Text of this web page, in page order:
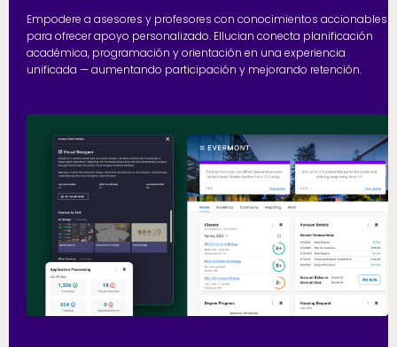
Empodere a asesores y profesores con conocimientos accionables
para ofrecer apoyo personalizado. Ellucian conecta planificación
académica, programación y orientación en una experiencia
unificada — aumentando participación y mejorando retención.